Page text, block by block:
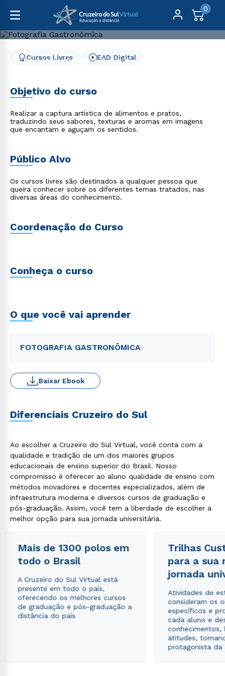
0
Cursos Livres Saúde Fotografia Gastronômica
Cursos Livres EAD Digital
Objetivo do curso
Realizar a captura artística de alimentos e pratos,
traduzindo seus sabores, texturas e aromas em imagens
que encantam e aguçam os sentidos.
Público Alvo
Os cursos livres são destinados a qualquer pessoa que
queira conhecer sobre os diferentes temas tratados, nas
diversas áreas do conhecimento.
Coordenação do Curso
Conheça o curso
O que você vai aprender
FOTOGRAFIA GASTRONÔMICA
Baixar Ebook
Diferenciais Cruzeiro do Sul
Ao escolher a Cruzeiro do Sul Virtual, você conta com a
qualidade e tradição de um dos maiores grupos
educacionais de ensino superior do Brasil. Nosso
compromisso é oferecer ao aluno qualidade de ensino com
métodos inovadores e docentes especializados, além de
infraestrutura moderna e diversos cursos de graduação e
pós-graduação. Assim, você tem a liberdade de escolher a
melhor opção para sua jornada universitária.
Mais de 1300 polos em
todo o Brasil
A Cruzeiro do Sul Virtual está
presente em todo o país,
oferecendo os melhores cursos
de graduação e pós-graduação a
distância do país
Trilhas
para a sua
jornada
Atividades de
consideram os
específicos e
cada aluno e
conhecimentos,
atitudes,
protagonista da